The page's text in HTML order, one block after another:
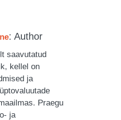
: Author
saavutatud
kellel on
ja
Praegu
ja